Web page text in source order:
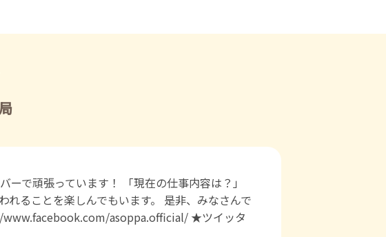
で頑張っています！ 「現在の仕事内容は？」
ることを楽しんでもいます。 是非、みなさんで
www.facebook.com/asoppa.official/ ★ツイッタ